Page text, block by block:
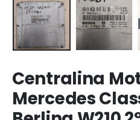
Centralina
Mercedes